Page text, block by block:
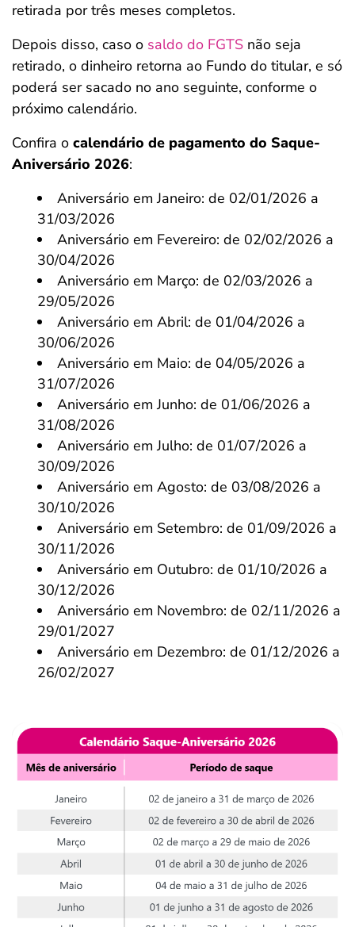
retirada por três meses completos.
Depois disso, caso o saldo do FGTS não seja
retirado, o dinheiro retorna ao Fundo do titular, e só
poderá ser sacado no ano seguinte, conforme o
próximo calendário.
Confira o calendário de pagamento do Saque-
Aniversário 2026:
Aniversário em Janeiro: de 02/01/2026 a
31/03/2026
Aniversário em Fevereiro: de 02/02/2026 a
30/04/2026
Aniversário em Março: de 02/03/2026 a
29/05/2026
Aniversário em Abril: de 01/04/2026 a
30/06/2026
Aniversário em Maio: de 04/05/2026 a
31/07/2026
Aniversário em Junho: de 01/06/2026 a
31/08/2026
Aniversário em Julho: de 01/07/2026 a
30/09/2026
Aniversário em Agosto: de 03/08/2026 a
30/10/2026
Aniversário em Setembro: de 01/09/2026 a
30/11/2026
Aniversário em Outubro: de 01/10/2026 a
30/12/2026
Aniversário em Novembro: de 02/11/2026 a
29/01/2027
Aniversário em Dezembro: de 01/12/2026 a
26/02/2027